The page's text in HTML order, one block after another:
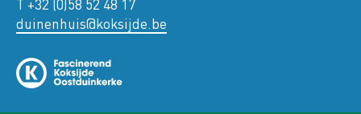
T +32 (0)58 52 48 17
duinenhuis@koksijde.be